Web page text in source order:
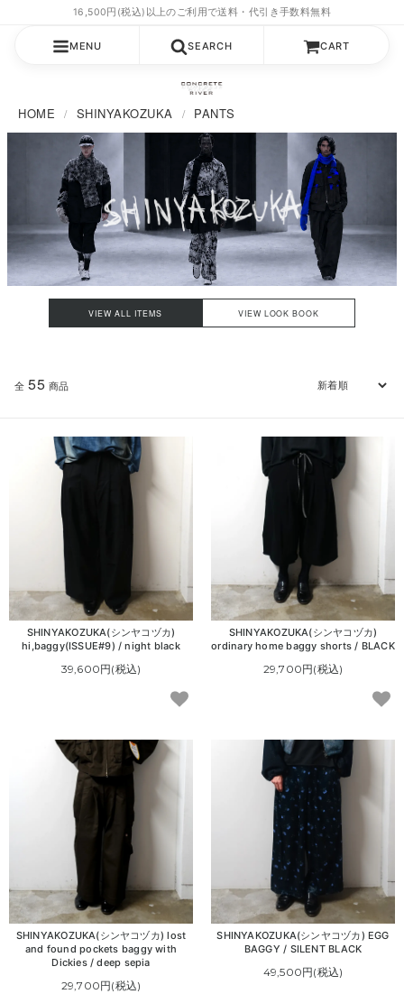
MENU SEARCH CART
HOME SHINYAKOZUKA PANTS
VIEW ALL ITEMS VIEW LOOK BOOK
全 55 商品
SHINYAKOZUKA(シンヤコヅカ)
hi,baggy(ISSUE#9) / night black
39,600円(税込)
SHINYAKOZUKA(シンヤコヅカ)
ordinary home baggy shorts / BLACK
29,700円(税込)
SHINYAKOZUKA(シンヤコヅカ) lost
and found pockets baggy with
Dickies / deep sepia
29,700円(税込)
SHINYAKOZUKA(シンヤコヅカ) EGG
BAGGY / SILENT BLACK
49,500円(税込)